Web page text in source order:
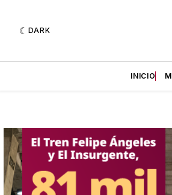
DARK
INICIO